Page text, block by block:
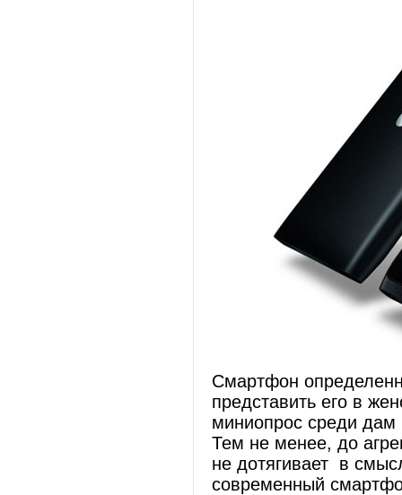
Смартфон
представить его в
миниопрос среди дам
Тем не менее, до
не дотягивает в
современный